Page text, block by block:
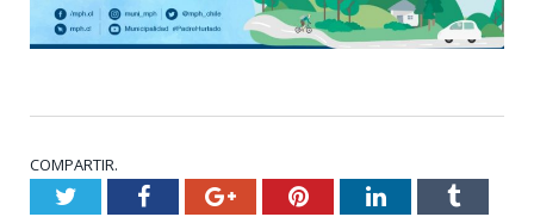
COMPARTIR.
TwitterFacebookGoogle+PinterestLinkedInTumblr